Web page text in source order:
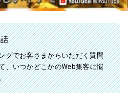
グでお客さまからいただく質問
、いつかどこかのWeb集客に悩